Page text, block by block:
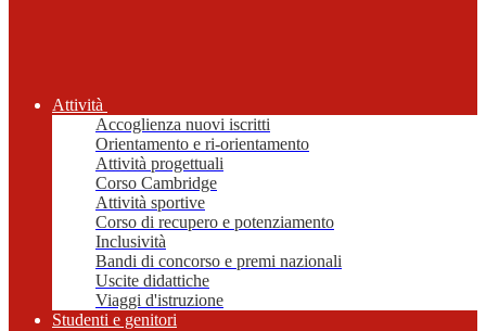
Attività
Accoglienza nuovi iscritti
Orientamento e ri-orientamento
Attività progettuali
Corso Cambridge
Attività sportive
Corso di recupero e potenziamento
Inclusività
Bandi di concorso e premi nazionali
Uscite didattiche
Viaggi d'istruzione
Studenti e genitori